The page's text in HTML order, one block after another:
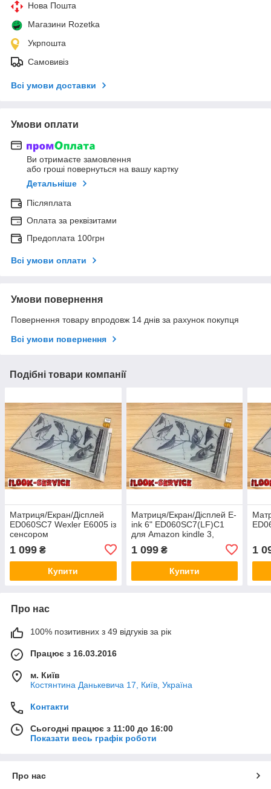
Нова Пошта
Магазини Rozetka
Укрпошта
Самовивіз
Всі умови доставки
Умови оплати
Ви отримаєте замовлення
або гроші повернуться на вашу картку
Детальніше
Післяплата
Оплата за реквізитами
Предоплата 100грн
Всі умови оплати
Умови повернення
Повернення товару впродовж 14 днів за рахунок покупця
Всі умови повернення
Подібні товари компанії
Матриця/Екран/Дісплей
ED060SC7 Wexler E6005 із
сенсором
1 099 ₴
Купити
Матриця/Екран/Дісплей E-
ink 6" ED060SC7(LF)C1
для Amazon kindle 3,
614
1 099₴
Купити
1
Про нас
100% позитивних з 49 відгуків за рік
Працює з 16.03.2016
м. Київ
Костянтина Данькевича 17, Київ, Україна
Контакти
Сьогодні працює з 11:00 до 16:00
Показати весь графік роботи
Про нас